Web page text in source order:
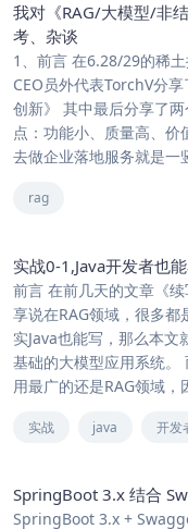
我对《RAG/大模型/非
考、杂谈
1、前言 在6.28/29的稀
CEO员外代表TorchV分
创新》 其中最后分享了
点：功能小、质量高、
去做企业落地服务就是一
rag
实战0-1,Java开发者也
前言 在前几天的文章《
享说在RAG领域，很多
实Java也能写，那么本文
基础的大模型应用系统。
用最广的还是RAG领域
实战 java 开发
SpringBoot 3.x 结合
SpringBoot 3.x +